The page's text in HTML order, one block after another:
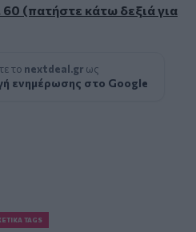
(πατήστε κάτω δεξιά για
το nextdeal.gr ως
ενημέρωσης στο Google
TAGS